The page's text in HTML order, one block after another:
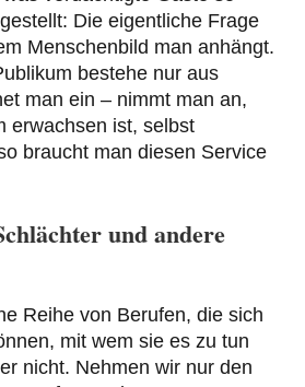
Die eigentliche Frage
Menschenbild man anhängt.
bestehe nur aus
man ein – nimmt man an,
erwachsen ist, selbst
braucht man diesen Service
und andere
Reihe von Berufen, die sich
mit wem sie es zu tun
nicht. Nehmen wir nur den